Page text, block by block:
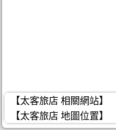
【太客旅店 相關網站】
【太客旅店 地圖位置】